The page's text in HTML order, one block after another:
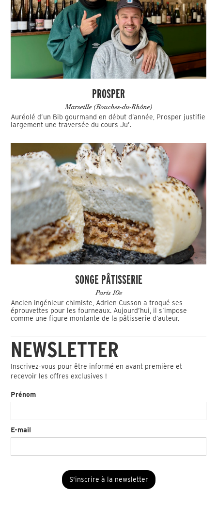
PROSPER
Marseille (Bouches-du-Rhône)
Auréolé d’un Bib gourmand en début d’année, Prosper justifie
largement une traversée du cours Ju’.
SONGE PÂTISSERIE
Paris 10e
Ancien ingénieur chimiste, Adrien Cusson a troqué ses
éprouvettes pour les fourneaux. Aujourd’hui, il s’impose
comme une figure montante de la pâtisserie d’auteur.
NEWSLETTER
Inscrivez-vous pour être informé en avant première et
recevoir les offres exclusives !
Prénom
E-mail